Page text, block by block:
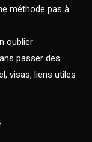
méthode pas à
oublier
passer des
visas, liens utiles